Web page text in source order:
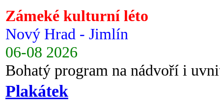
Zámeké kulturní léto
Nový Hrad - Jimlín
06-08 2026
Bohatý program na nádvoří i
Plakátek